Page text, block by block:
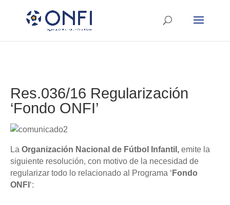
Res.036/16 Regularización
‘Fondo ONFI’
La Organización Nacional de Fútbol Infantil, emite la
siguiente resolución, con motivo de la necesidad de
regularizar todo lo relacionado al Programa ‘ Fondo
ONFI ‘: